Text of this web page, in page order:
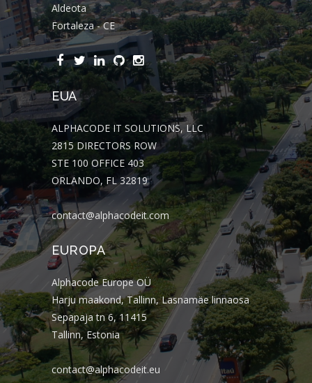
Aldeota
Fortaleza - CE
EUA
ALPHACODE IT SOLUTIONS, LLC
2815 DIRECTORS ROW
STE 100 OFFICE 403
ORLANDO, FL 32819
contact@alphacodeit.com
EUROPA
Alphacode Europe OÜ
Harju maakond, Tallinn, Lasnamäe linnaosa
Sepapaja tn 6, 11415
Tallinn, Estonia
contact@alphacodeit.eu